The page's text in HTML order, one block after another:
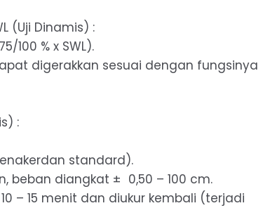
(Uji Dinamis) :
100 % x SWL).
digerakkan sesuai dengan fungsinya
:
standard).
beban diangkat ± 0,50 – 100 cm.
– 15 menit dan diukur kembali (terjadi